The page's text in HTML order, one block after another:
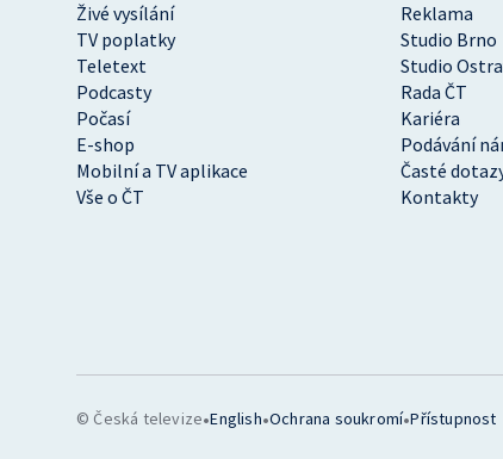
Živé vysílání
Reklama
TV poplatky
Studio Brno
Teletext
Studio
Podcasty
Rada ČT
Počasí
Kariéra
E-shop
Podávání
Mobilní a TV aplikace
Časté
Vše o ČT
Kontakty
© Česká televize•English•Ochrana soukromí•Přístupnost